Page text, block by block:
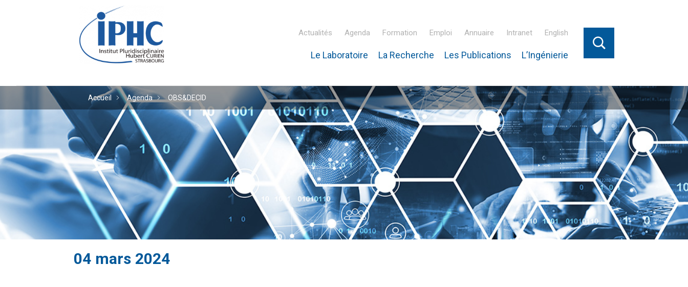
Institut pluridisciplinaire Hubert Curien – IPHC
Actualités Agenda Formation Emploi Annuaire Intranet English
Le Laboratoire La Recherche Les Publications L’Ingénierie
Accueil Agenda OBS&DECID
04 mars 2024